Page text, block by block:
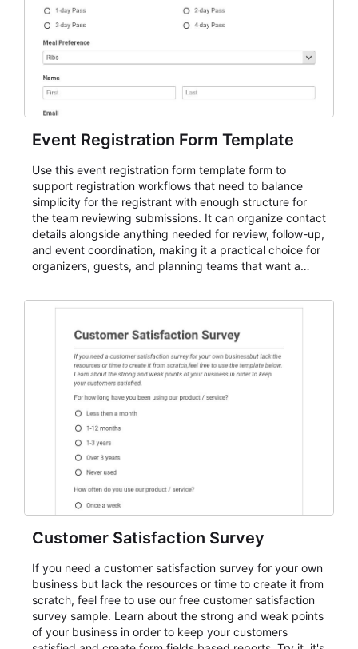
Event Registration Form Template
Use this event registration form template form to
support registration workflows that need to balance
simplicity for the registrant with enough structure for
the team reviewing submissions. It can organize contact
details alongside anything needed for review, follow-up,
and event coordination, making it a practical choice for
organizers, guests, and planning teams that want a
and participant management. The form is suitable for
student enrollment, volunteer registration, business
event intake, and membership participation. It helps
keep responses standardized so organizers can
evaluate submissions, manage next steps, and maintain
cleaner registration records over time.
Customer Satisfaction Survey
If you need a customer satisfaction survey for your own
business but lack the resources or time to create it from
scratch, feel free to use our free customer satisfaction
survey sample. Learn about the strong and weak points
of your business in order to keep your customers